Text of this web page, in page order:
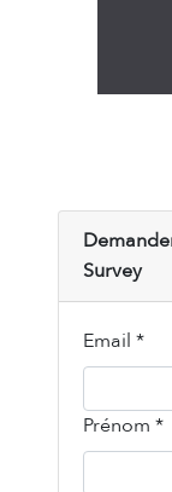
Survey
Email *
Prénom *